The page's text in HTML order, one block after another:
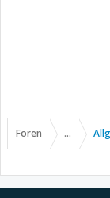
Foren ...